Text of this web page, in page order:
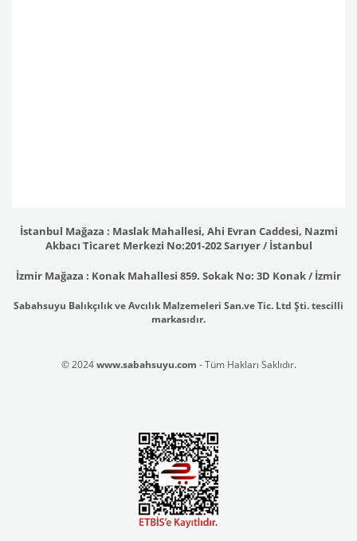
İstanbul Mağaza : Maslak Mahallesi, Ahi Evran Caddesi, Nazmi
Akbacı Ticaret Merkezi No:201-202 Sarıyer / İstanbul
İzmir Mağaza : Konak Mahallesi 859. Sokak No: 3D Konak / İzmir
Sabahsuyu Balıkçılık ve Avcılık Malzemeleri San.ve Tic. Ltd Şti. tescilli
markasıdır.
© 2024www.sabahsuyu.com - Tüm Hakları Saklıdır.